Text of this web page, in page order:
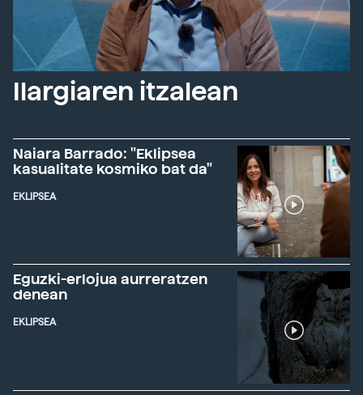
Ilargiaren itzalean
Naiara Barrado: "Eklipsea
kasualitate kosmiko bat da"
EKLIPSEA
Eguzki-erlojua aurreratzen
denean
EKLIPSEA